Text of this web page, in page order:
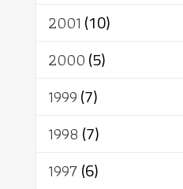
2001 (10)
2000(5)
1999(7)
1998 (7)
1997(6)